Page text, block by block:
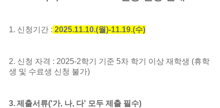
1. 신청기간 : 2025.11.10.(월)-11.19.(수)
2. 신청 자격 : 2025-2학기 기준 5차 학기 이상 재학생 (휴학
생 및 수료생 신청 불가)
3.제출서류('가, 나, 다' 모두 제출 필수)